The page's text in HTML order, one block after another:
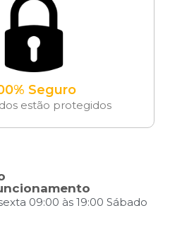
Seguro
estão protegidos
09:00 às 19:00 Sábado